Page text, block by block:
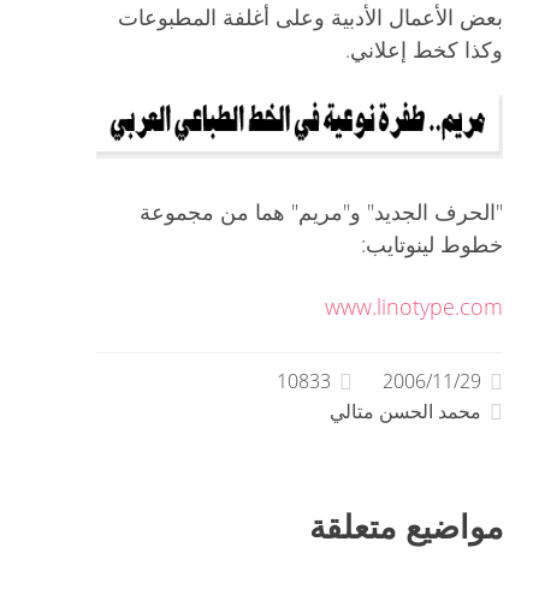
بعض الأعمال الأدبية وعلى أغلفة المطبوعات
وكذا كخط إعلاني.
"الحرف الجديد" و"مريم" هما من مجموعة
خطوط لينوتايب:
www.linotype.com
2006/11/29
10833
محمد الحسن متالي
مواضيع متعلقة